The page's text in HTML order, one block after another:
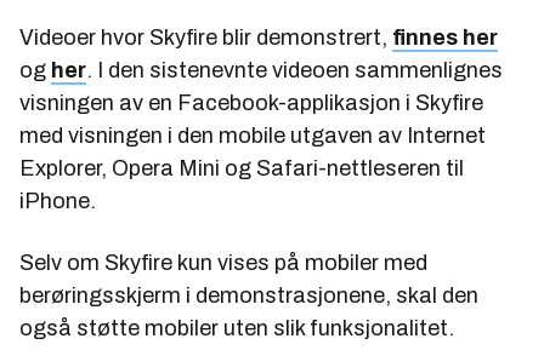
Videoer hvor Skyfire blir demonstrert, finnes her
og her. I den sistenevnte videoen sammenlignes
visningen av en Facebook-applikasjon i Skyfire
med visningen i den mobile utgaven av Internet
Explorer, Opera Mini og Safari-nettleseren til
iPhone.
Selv om Skyfire kun vises på mobiler med
berøringsskjerm i demonstrasjonene, skal den
også støtte mobiler uten slik funksjonalitet.